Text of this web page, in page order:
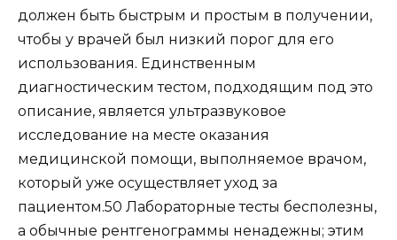
должен быть быстрым и простым в получении,
чтобы у врачей был низкий порог для его
использования. Единственным
диагностическим тестом, подходящим под это
описание, является ультразвуковое
исследование на месте оказания
медицинской помощи, выполняемое врачом,
который уже осуществляет уход за
пациентом.50 Лабораторные тесты бесполезны,
а обычные рентгенограммы ненадежны; этим